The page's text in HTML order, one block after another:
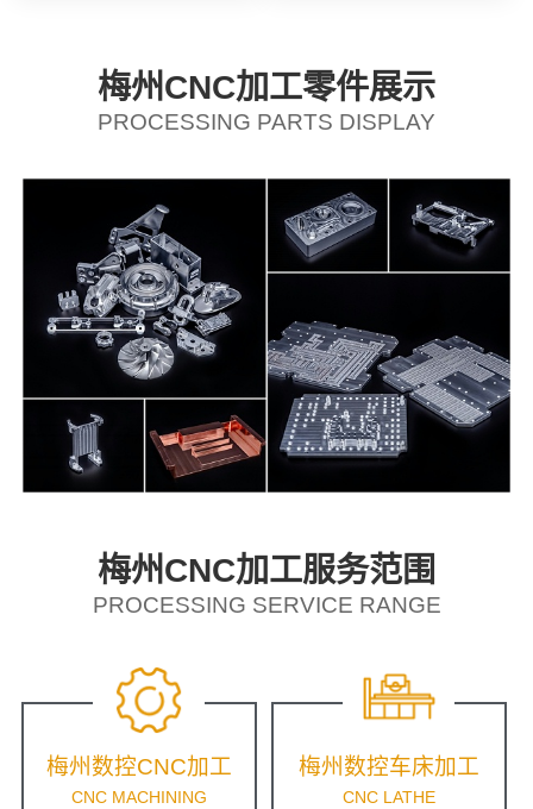
梅州CNC加工零件展示
PROCESSING PARTS DISPLAY
梅州CNC加工服务范围
PROCESSING SERVICE RANGE
梅州数控CNC加工
CNC MACHINING
梅州数控车床加工
CNC LATHE